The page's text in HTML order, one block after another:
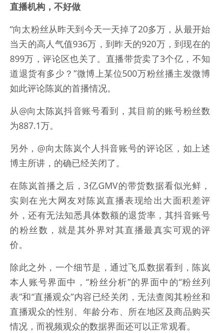
直播机构，不好做
“向太粉丝从昨天到今天一天掉了20多万，从最开始
当天的高人气值936万，到昨天的920万，到现在的
899万，评论区也关了。直播带货卖了3个亿，不知
道退货有多少？”微博上某位500万粉丝播主发微博
如此评论陈岚的首播情况。
从@向太陈岚抖音账号看到，其目前的账号粉丝数
为887.1万。
另外，@向太陈岚个人抖音账号的评论区，如上述
博主所讲，的确已经关闭了。
在陈岚首播之后，3亿GMV的带货数据看似光鲜，
实则在光大网友对陈岚直播表现给出大面积差评
外，还有无法知悉具体数额的退货率，其抖音账号
的粉丝数，就是其外界对其直播最真实可观的评
价。
除此之外，一个细节是，通过飞瓜数据看到，陈岚
本人账号界面中，“粉丝分析”的界面中的“粉丝列
表”和“直播观众”内容已经关闭，无法查阅其粉丝和
直播观众的性别、年龄分布、所在地区及商品购买
情况，而视频观众的数据界面还可以正常观看。